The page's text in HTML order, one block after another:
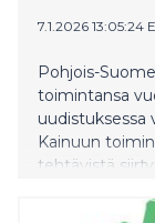
7.1.2026 13:05:24
Pohjois-
toimintansa
uudistuksessa
Kainuun
tehtävistä
uudelle